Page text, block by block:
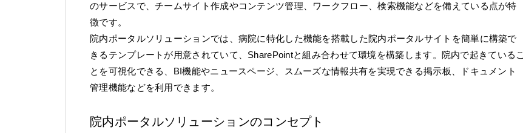
のサービスで、チームサイト作成やコンテンツ管理、ワークフロー、検索機能などを備えている点が特
徴です。
院内ポータルソリューションでは、病院に特化した機能を搭載した院内ポータルサイトを簡単に構築で
きるテンプレートが用意されていて、SharePointと組み合わせて環境を構築します。院内で起きているこ
とを可視化できる、BI機能やニュースページ、スムーズな情報共有を実現できる掲示板、ドキュメント
管理機能などを利用できます。
院内ポータルソリューションのコンセプト